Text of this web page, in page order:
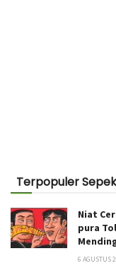
Terpopuler
Niat
pura
6 AGUSTUS